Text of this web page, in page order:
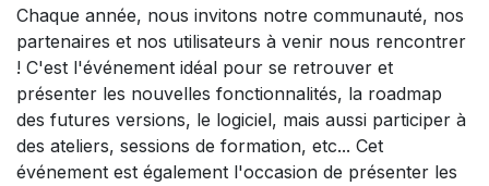
Chaque année, nous invitons notre communauté, nos
partenaires et nos utilisateurs à venir nous rencontrer
! C'est l'événement idéal pour se retrouver et
présenter les nouvelles fonctionnalités, la roadmap
des futures versions, le logiciel, mais aussi participer à
des ateliers, sessions de formation, etc... Cet
événement est également l'occasion de présenter les